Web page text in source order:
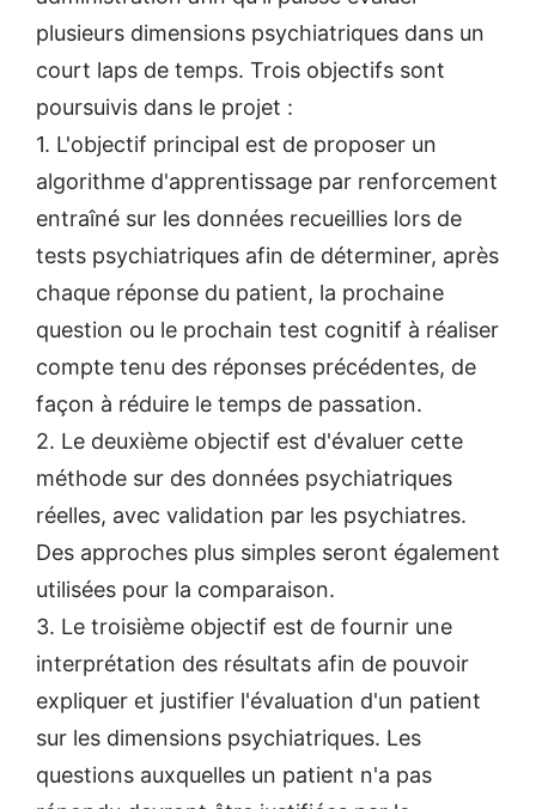
plusieurs dimensions psychiatriques dans un
court laps de temps. Trois objectifs sont
poursuivis dans le projet :
1. L'objectif principal est de proposer un
algorithme d'apprentissage par renforcement
entraîné sur les données recueillies lors de
tests psychiatriques afin de déterminer, après
chaque réponse du patient, la prochaine
question ou le prochain test cognitif à réaliser
compte tenu des réponses précédentes, de
façon à réduire le temps de passation.
2. Le deuxième objectif est d'évaluer cette
méthode sur des données psychiatriques
réelles, avec validation par les psychiatres.
Des approches plus simples seront également
utilisées pour la comparaison.
3. Le troisième objectif est de fournir une
interprétation des résultats afin de pouvoir
expliquer et justifier l'évaluation d'un patient
sur les dimensions psychiatriques. Les
questions auxquelles un patient n'a pas